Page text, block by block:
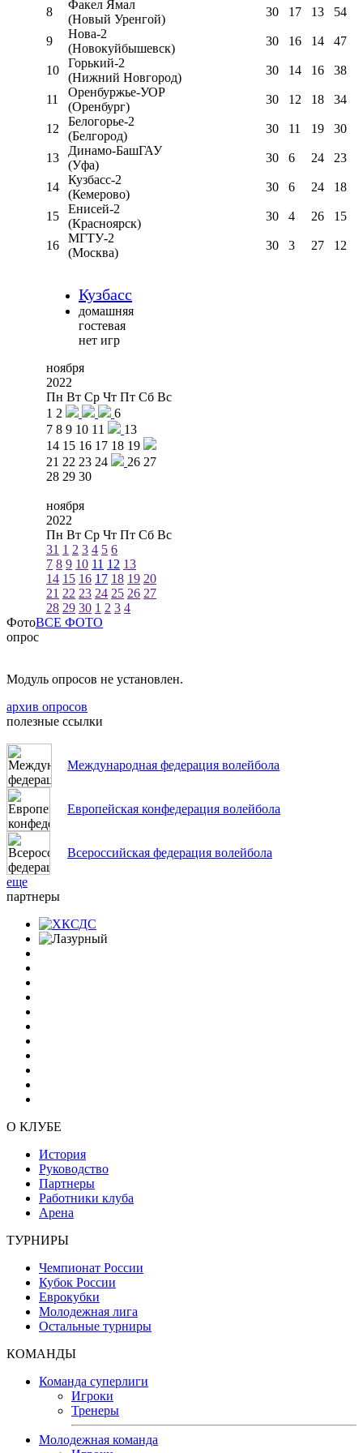
8
Факел Ямал
(Новый Уренгой)
30 17 13 54
9
Нова-2
(Новокуйбышевск)
30 16 14 47
10
Горький-2
(Нижний Новгород)
30 14 16 38
11
Оренбуржье-УОР
(Оренбург)
30 12 18 34
12
Белогорье-2
(Белгород)
30 11 19 30
13
Динамо-БашГАУ
(Уфа)
30 6 24 23
14
Кузбасс-2
(Кемерово)
30 6 24 18
15
Енисей-2
(Красноярск)
30 4 26 15
16
МГТУ-2
(Москва)
30 3 27 12
Кузбасс
домашняя
гостевая
нет игр
ноября
2022
Пн Вт Ср Чт Пт Сб Вс
1 2
6
7 8 9 10 11
13
14 15 16 17 18 19
21 22 23 24 26 27
28 29 30
ноября
2022
Пн Вт Ср Чт Пт Сб Вс
31 1 2 3 4 5 6
7 8 9 10 11 12 13
14 15 16 17 18 19 20
21 22 23 24 25 26 27
28 29 30 1 2 3 4
ФотоВСЕ ФОТО
опрос
Модуль опросов не установлен.
архив опросов
полезные ссылки
Международная федерация волейбола
Европейская конфедерация волейбола
Всероссийская федерация волейбола
еще
партнеры
О КЛУБЕ
История
Руководство
Партнеры
Работники клуба
Арена
ТУРНИРЫ
Чемпионат России
Кубок России
Еврокубки
Молодежная лига
Остальные турниры
КОМАНДЫ
Команда суперлиги
Игроки
Тренеры
Молодежная команда